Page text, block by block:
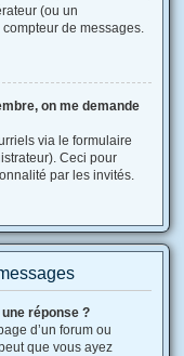
(ou un
de messages.
on me demande
via le formulaire
Ceci pour
par les invités.
réponse ?
d’un forum ou
que vous ayez